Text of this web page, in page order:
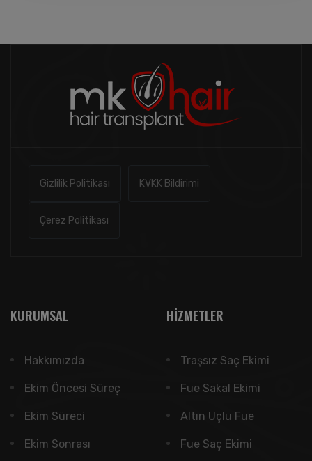
Gizlilik Politikası KVKK Bildirimi
Çerez Politikası
KURUMSAL
Hakkımızda
Ekim Öncesi Süreç
Ekim Süreci
Ekim Sonrası
HIZMETLER
Traşsız Saç Ekimi
Fue Sakal Ekimi
Altın Uçlu Fue
Fue Saç Ekimi